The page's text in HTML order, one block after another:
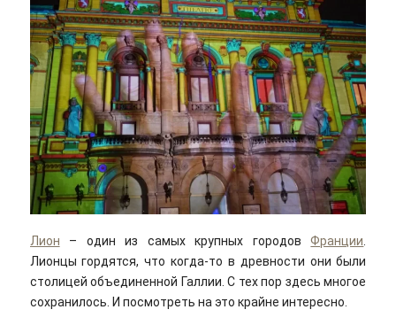
Лион – один из самых крупных городовФранции.
Лионцы гордятся, что когда-то в древности они были
столицей объединенной Галлии. С тех пор здесь многое
сохранилось. И посмотреть на это крайне интересно.